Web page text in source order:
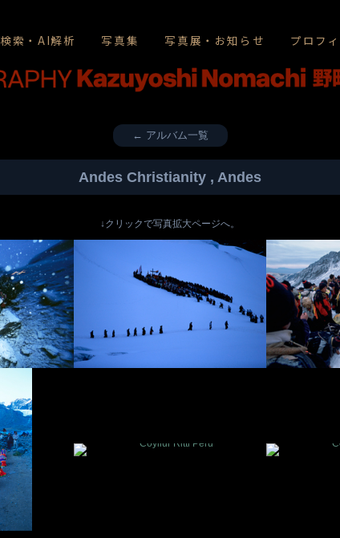
検索・AI解析 写真集 写真展・お知らせ プロフ
← アルバム一覧
Andes Christianity , Andes
↓クリックで写真拡大ページへ。